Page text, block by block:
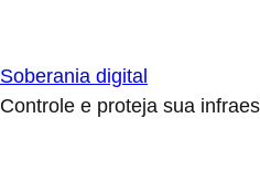
Soberania digital
Controle e proteja sua